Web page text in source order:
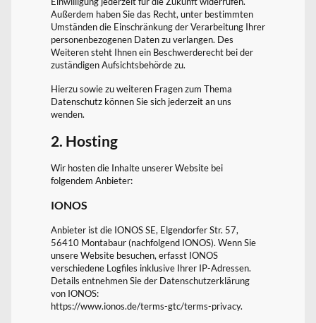
Außerdem haben Sie das Recht, unter bestimmten
Umständen die Einschränkung der Verarbeitung Ihrer
personenbezogenen Daten zu verlangen. Des
Weiteren steht Ihnen ein Beschwerderecht bei der
zuständigen Aufsichtsbehörde zu.
Hierzu sowie zu weiteren Fragen zum Thema
Datenschutz können Sie sich jederzeit an uns
wenden.
2. Hosting
Wir hosten die Inhalte unserer Website bei
folgendem Anbieter:
IONOS
Anbieter ist die IONOS SE, Elgendorfer Str. 57,
56410 Montabaur (nachfolgend IONOS). Wenn Sie
unsere Website besuchen, erfasst IONOS
verschiedene Logfiles inklusive Ihrer IP-Adressen.
Details entnehmen Sie der Datenschutzerklärung
von IONOS:
https://www.ionos.de/terms-gtc/terms-privacy.